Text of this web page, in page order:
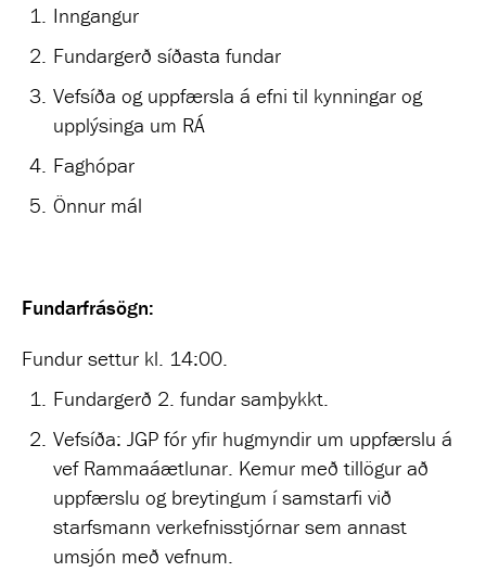
Inngangur
Fundargerð síðasta fundar
Vefsíða og uppfærsla á efni til kynningar og
upplýsinga um RÁ
Faghópar
Önnur mál
Fundarfrásögn:
Fundur settur kl. 14:00.
Fundargerð 2. fundar samþykkt.
Vefsíða: JGP fór yfir hugmyndir um uppfærslu á
vef Rammaáætlunar. Kemur með tillögur að
uppfærslu og breytingum í samstarfi við
starfsmann verkefnisstjórnar sem annast
umsjón með vefnum.